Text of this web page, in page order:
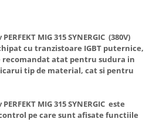
MIG 315 SYNERGIC (380V)
cu tranzistoare IGBT puternice,
atat pentru sudura in
tip de material, cat si pentru
MIG 315 SYNERGIC este
pe care sunt afisate functiile